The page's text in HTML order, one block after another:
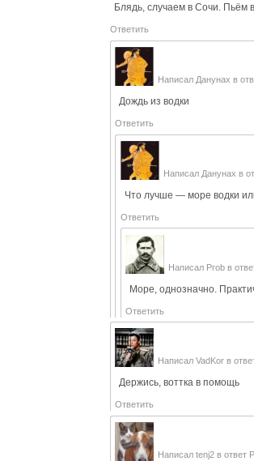
Блядь, случаем в Сочи.
Ответить
Написал Данунах в
Дождь из водки
Ответить
Написал Данунах в
Что лучше — море водки
Ответить
Написал Prob в
Море, однозначно.
Ответить
НаписалVadKor в
Держись, воттка в помощь
Ответить
Написалtenj2 в ответ